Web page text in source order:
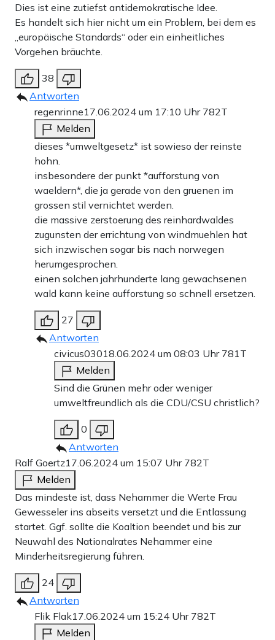
Dies ist eine zutiefst antidemokratische Idee.
Es handelt sich hier nicht um ein Problem, bei dem es
„europäische Standards“ oder ein einheitliches
Vorgehen bräuchte.
38
Antworten
regenrinne17.06.2024 um 17:10 Uhr 782T
Melden
dieses *umweltgesetz* ist sowieso der reinste
hohn.
insbesondere der punkt *aufforstung von
waeldern*, die ja gerade von den gruenen im
grossen stil vernichtet werden.
die massive zerstoerung des reinhardwaldes
zugunsten der errichtung von windmuehlen hat
sich inzwischen sogar bis nach norwegen
herumgesprochen.
einen solchen jahrhunderte lang gewachsenen
wald kann keine aufforstung so schnell ersetzen.
27
Antworten
civicus03018.06.2024 um 08:03 Uhr 781T
Melden
Sind die Grünen mehr oder weniger
umweltfreundlich als die CDU/CSU christlich?
0
Antworten
Ralf Goertz17.06.2024 um 15:07 Uhr 782T
Melden
Das mindeste ist, dass Nehammer die Werte Frau
Gewesseler ins abseits versetzt und die Entlassung
startet. Ggf. sollte die Koaltion beendet und bis zur
Neuwahl des Nationalrates Nehammer eine
Minderheitsregierung führen.
24
Antworten
Flik Flak17.06.2024 um 15:24 Uhr 782T
Melden